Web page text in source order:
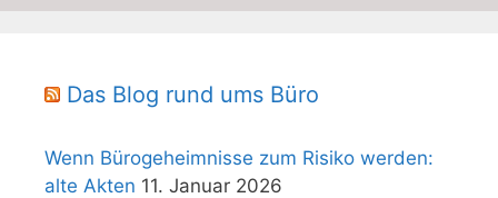
Das Blog rund ums Büro
Wenn Bürogeheimnisse zum Risiko werden:
alte Akten 11. Januar 2026